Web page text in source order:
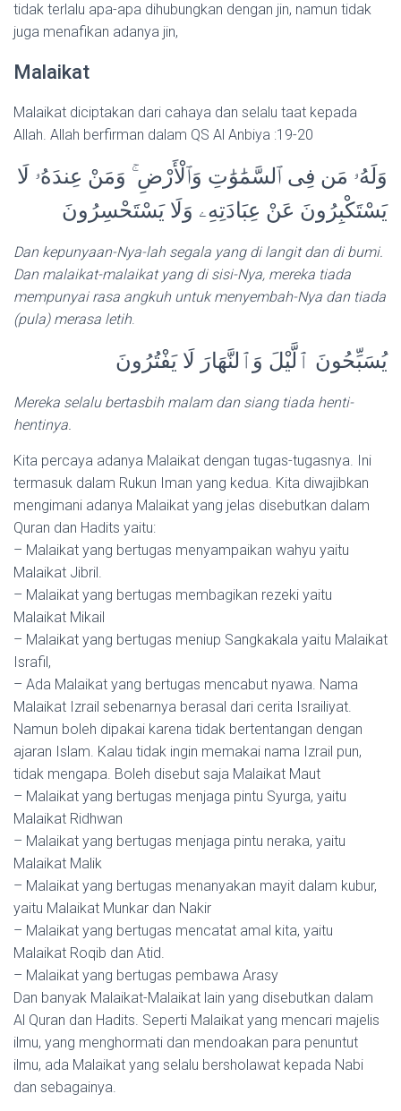
tidak terlalu apa-apa dihubungkan dengan jin, namun tidak
juga menafikan adanya jin,
Malaikat
Malaikat diciptakan dari cahaya dan selalu taat kepada
Allah. Allah berfirman dalam QS Al Anbiya :19-20
وَلَهُۥ مَن فِى ٱلسَّمَٰوَٰتِ وَٱلْأَرْضِ ۚ وَمَنْ عِندَهُۥ لَا
يَسْتَكْبِرُونَ عَنْ عِبَادَتِهِۦ وَلَا يَسْتَحْسِرُونَ
Dan kepunyaan-Nya-lah segala yang di langit dan di bumi.
Dan malaikat-malaikat yang di sisi-Nya, mereka tiada
mempunyai rasa angkuh untuk menyembah-Nya dan tiada
(pula) merasa letih.
يُسَبِّحُونَ ٱلَّيْلَ وَٱلنَّهَارَ لَا يَفْتُرُونَ
Mereka selalu bertasbih malam dan siang tiada henti-
hentinya.
Kita percaya adanya Malaikat dengan tugas-tugasnya. Ini
termasuk dalam Rukun Iman yang kedua. Kita diwajibkan
mengimani adanya Malaikat yang jelas disebutkan dalam
Quran dan Hadits yaitu:
– Malaikat yang bertugas menyampaikan wahyu yaitu
Malaikat Jibril.
– Malaikat yang bertugas membagikan rezeki yaitu
Malaikat Mikail
– Malaikat yang bertugas meniup Sangkakala yaitu Malaikat
Israfil,
– Ada Malaikat yang bertugas mencabut nyawa. Nama
Malaikat Izrail sebenarnya berasal dari cerita Israiliyat.
Namun boleh dipakai karena tidak bertentangan dengan
ajaran Islam. Kalau tidak ingin memakai nama Izrail pun,
tidak mengapa. Boleh disebut saja Malaikat Maut
– Malaikat yang bertugas menjaga pintu Syurga, yaitu
Malaikat Ridhwan
– Malaikat yang bertugas menjaga pintu neraka, yaitu
Malaikat Malik
– Malaikat yang bertugas menanyakan mayit dalam kubur,
yaitu Malaikat Munkar dan Nakir
– Malaikat yang bertugas mencatat amal kita, yaitu
Malaikat Roqib dan Atid.
– Malaikat yang bertugas pembawa Arasy
Dan banyak Malaikat-Malaikat lain yang disebutkan dalam
Al Quran dan Hadits. Seperti Malaikat yang mencari majelis
ilmu, yang menghormati dan mendoakan para penuntut
ilmu, ada Malaikat yang selalu bersholawat kepada Nabi
dan sebagainya.